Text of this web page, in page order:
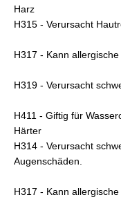
Harz
H315 - Verursacht
H317 - Kann
H319 - Verursacht
H411 - Giftig für
Härter
H314 - Verursacht
Augenschäden.
H317 - Kann